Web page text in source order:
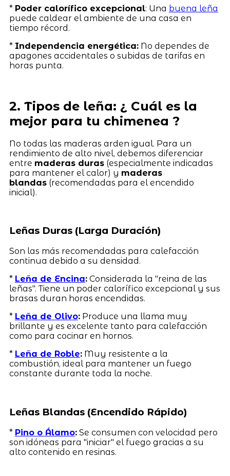
* Poder calorífico excepcional: Una buena leña
puede caldear el ambiente de una casa en
tiempo récord.
* Independencia energética:No dependes de
apagones accidentales o subidas de tarifas en
horas punta.
2. Tipos de leña: ¿ Cuál es la
mejor para tu chimenea ?
No todas las maderas arden igual. Para un
rendimiento de alto nivel, debemos diferenciar
entre maderas duras(especialmente indicadas
para mantener el calor) y maderas
blandas(recomendadas para el encendido
inicial).
Leñas Duras (Larga Duración)
Son las más recomendadas para calefacción
continua debido a su densidad.
* Leña de Encina:Considerada la "reina de las
leñas". Tiene un poder calorífico excepcional y sus
brasas duran horas encendidas.
* Leña de Olivo:Produce una llama muy
brillante y es excelente tanto para calefacción
como para cocinar en hornos.
* Leña de Roble:Muy resistente a la
combustión, ideal para mantener un fuego
constante durante toda la noche.
Leñas Blandas (Encendido Rápido)
* Pino o Álamo:Se consumen con velocidad pero
son idóneas para "iniciar" el fuego gracias a su
alto contenido en resinas.